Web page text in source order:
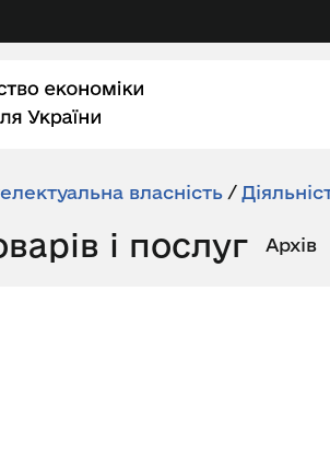
власність /
і послуг Архів